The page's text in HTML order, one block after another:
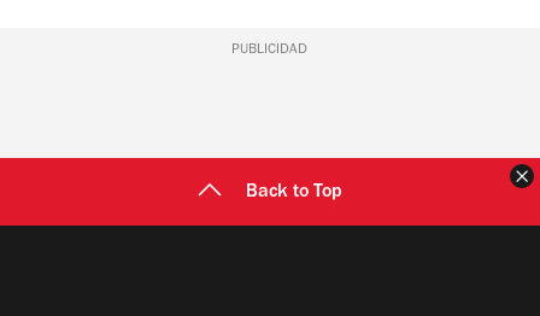
PUBLICIDAD
Back to Top